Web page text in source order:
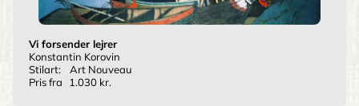
Vi forsender lejrer
Konstantin Korovin
Stilart:
Art Nouveau
Pris fra
1.030 kr.